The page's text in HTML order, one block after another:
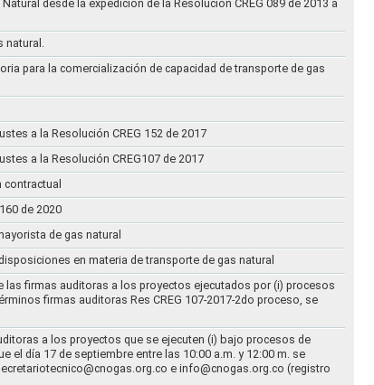
desde la expedición de la Resolución CREG 089 de 2013 a
natural.
para la comercialización de capacidad de transporte de gas
a la Resolución CREG 152 de 2017
a la Resolución CREG107 de 2017
de 2020
de gas natural
en materia de transporte de gas natural
las firmas auditoras a los proyectos ejecutados por (i) procesos
firmas auditoras Res CREG 107-2017-2do proceso, se
a los proyectos que se ejecuten (i) bajo procesos de
el día 17 de septiembre entre las 10:00 a.m. y 12:00 m. se
e info@cnogas.org.co (registro